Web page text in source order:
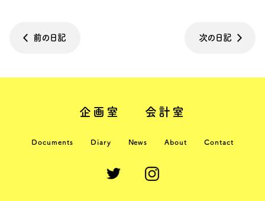
前の日記 次の日記
企画室 会計室
Documents Diary News About Contact